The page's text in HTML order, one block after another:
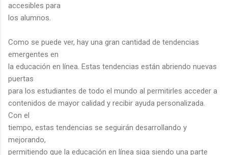
accesibles para
los alumnos.
Como se puede ver, hay una gran cantidad de tendencias
emergentes en
la educación en línea. Estas tendencias están abriendo nuevas
puertas
para los estudiantes de todo el mundo al permitirles acceder a
contenidos de mayor calidad y recibir ayuda personalizada.
Con el
tiempo, estas tendencias se seguirán desarrollando y
mejorando,
permitiendo que la educación en línea siga siendo una parte